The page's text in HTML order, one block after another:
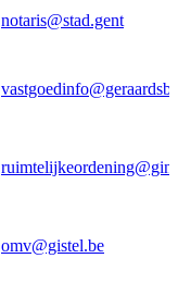
notaris@stad.gent
omv@gistel.be